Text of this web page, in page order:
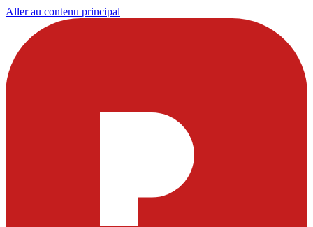
Aller au contenu principal